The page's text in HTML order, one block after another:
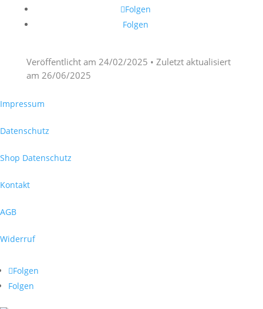
Folgen
Folgen
Veröffentlicht am 24/02/2025 • Zuletzt aktualisiert
am 26/06/2025
Impressum
Datenschutz
Shop Datenschutz
Kontakt
AGB
Widerruf
Folgen
Folgen